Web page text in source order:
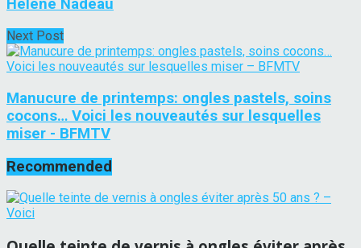
Hélène Nadeau
Next Post
Manucure de printemps: ongles pastels, soins
cocons… Voici les nouveautés sur lesquelles
miser - BFMTV
Recommended